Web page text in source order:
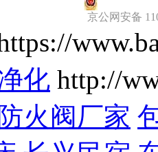
京公网安备
化 http://
防火阀厂家